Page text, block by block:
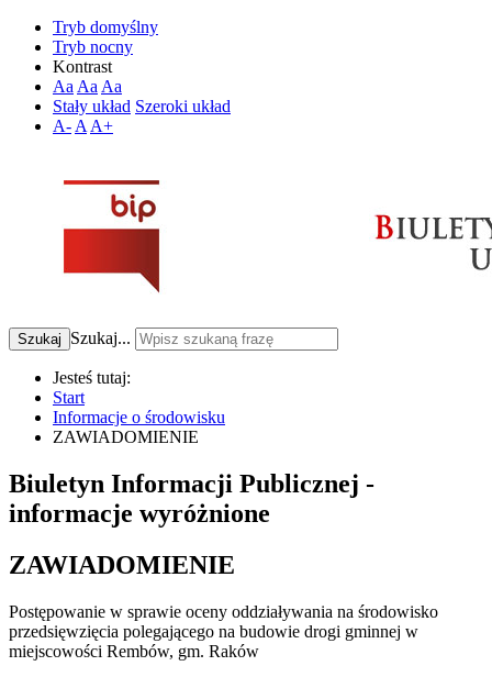
Tryb domyślny
Tryb nocny
Kontrast
Aa Aa Aa
Stały układ Szeroki układ
A- A A+
Szukaj Szukaj...
Jesteś tutaj:
Start
Informacje o środowisku
ZAWIADOMIENIE
Biuletyn Informacji Publicznej -
informacje wyróżnione
ZAWIADOMIENIE
Postępowanie w sprawie oceny oddziaływania na środowisko
przedsięwzięcia polegającego na budowie drogi gminnej w
miejscowości Rembów, gm. Raków